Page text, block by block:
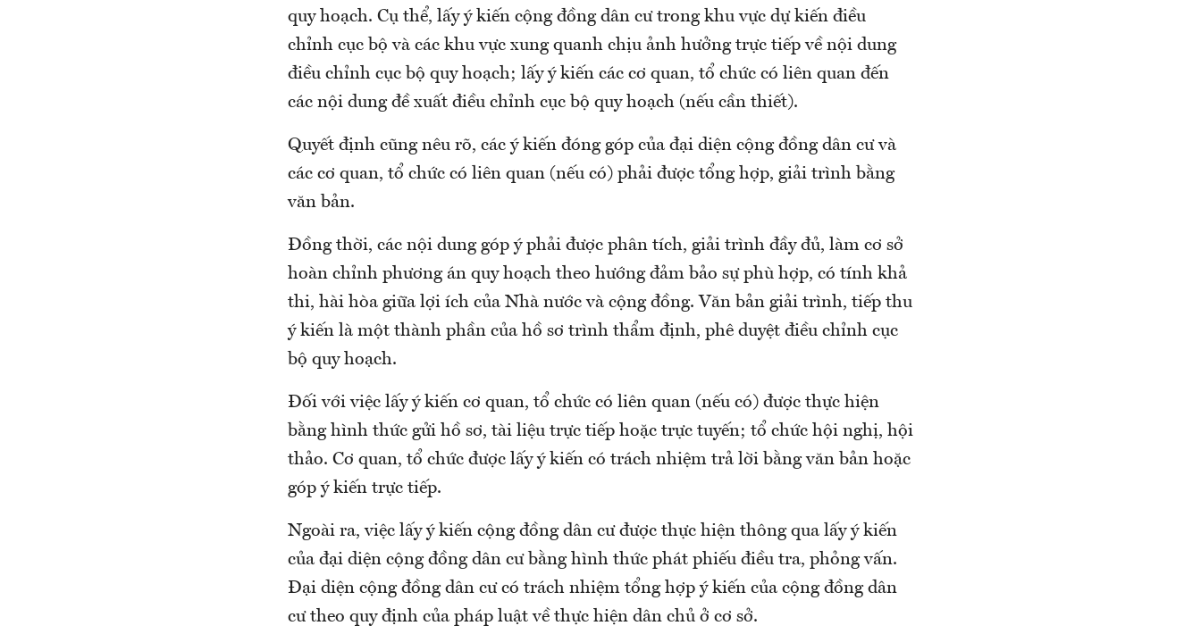
quy hoạch. Cụ thể, lấy ý kiến cộng đồng dân cư trong khu vực dự kiến điều
chỉnh cục bộ và các khu vực xung quanh chịu ảnh hưởng trực tiếp về nội dung
điều chỉnh cục bộ quy hoạch; lấy ý kiến các cơ quan, tổ chức có liên quan đến
các nội dung đề xuất điều chỉnh cục bộ quy hoạch (nếu cần thiết).
Quyết định cũng nêu rõ, các ý kiến đóng góp của đại diện cộng đồng dân cư và
các cơ quan, tổ chức có liên quan (nếu có) phải được tổng hợp, giải trình bằng
văn bản.
Đồng thời, các nội dung góp ý phải được phân tích, giải trình đầy đủ, làm cơ sở
hoàn chỉnh phương án quy hoạch theo hướng đảm bảo sự phù hợp, có tính khả
thi, hài hòa giữa lợi ích của Nhà nước và cộng đồng. Văn bản giải trình, tiếp thu
ý kiến là một thành phần của hồ sơ trình thẩm định, phê duyệt điều chỉnh cục
bộ quy hoạch.
Đối với việc lấy ý kiến cơ quan, tổ chức có liên quan (nếu có) được thực hiện
bằng hình thức gửi hồ sơ, tài liệu trực tiếp hoặc trực tuyến; tổ chức hội nghị, hội
thảo. Cơ quan, tổ chức được lấy ý kiến có trách nhiệm trả lời bằng văn bản hoặc
góp ý kiến trực tiếp.
Ngoài ra, việc lấy ý kiến cộng đồng dân cư được thực hiện thông qua lấy ý kiến
của đại diện cộng đồng dân cư bằng hình thức phát phiếu điều tra, phỏng vấn.
Đại diện cộng đồng dân cư có trách nhiệm tổng hợp ý kiến của cộng đồng dân
cư theo quy định của pháp luật về thực hiện dân chủ ở cơ sở.